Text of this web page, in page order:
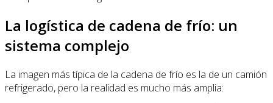
La logística de cadena de frío: un
sistema complejo
La imagen más típica de la cadena de frío es la de un camión
refrigerado, pero la realidad es mucho más amplia: